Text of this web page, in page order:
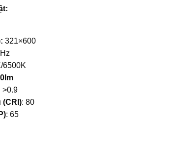
321×600
6500K
>0.9
(CRI): 80
: 65